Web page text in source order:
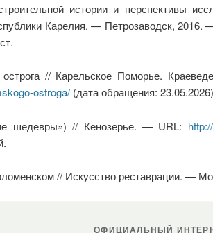
истории и перспективы
Карелия. — Петрозаводск,
// Карельское Поморье.
ostroga/(дата обращения:
шедевры») // Кенозерье. — URL:
// Искусство реставрации. —
ОФИЦИАЛЬНЫЙ